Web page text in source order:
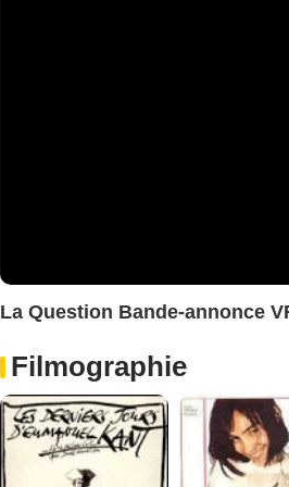
La Question Bande-annonce
Filmographie